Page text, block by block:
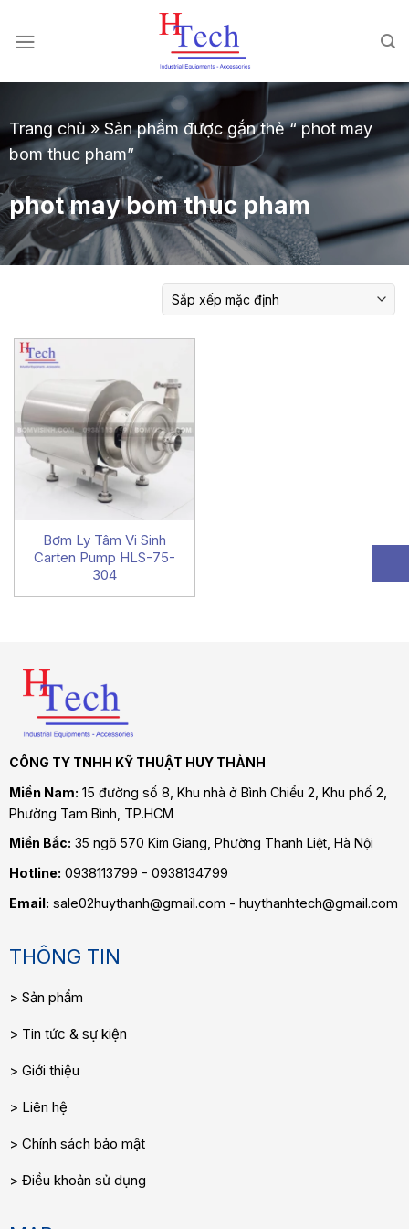
đến
dung
Trang chủ»Sản phẩm được gắn thẻ “ phot may
bom thuc pham”
phot may bom thuc pham
Bơm Ly Tâm Vi Sinh
Carten Pump HLS-75-
304
CÔNG TY TNHH KỸ THUẬT HUY THÀNH
Miền Nam: 15 đường số 8, Khu nhà ở Bình Chiểu 2, Khu phố 2,
Phường Tam Bình , TP.HCM
Miền Bắc: 35 ngõ 570 Kim Giang, Phường Thanh Liệt, Hà Nội
Hotline: 0938113799 - 0938134799
Email: sale02huythanh@gmail.com - huythanhtech@gmail.com
THÔNG TIN
Sản phẩm
Tin tức & sự kiện
Giới thiệu
Liên hệ
Chính sách bảo mật
Điều khoản sử dụng